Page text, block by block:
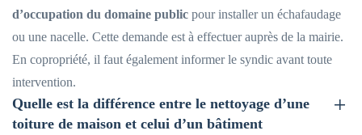
d’occupation du domaine public pour installer un échafaudage
ou une nacelle. Cette demande est à effectuer auprès de la mairie.
En copropriété, il faut également informer le syndic avant toute
intervention.
Quelle est la différence entre le nettoyage d’une
toiture de maison et celui d’un bâtiment